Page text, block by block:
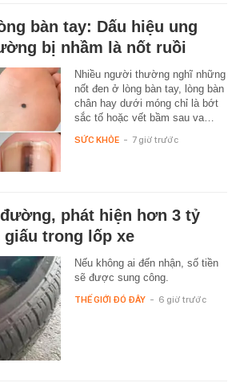
bàn tay: Dấu hiệu ung
bị nhầm là nốt ruồi
Nhiều người thường nghĩ những
nốt đen ở lòng bàn tay, lòng bàn
chân hay dưới móng chỉ là bớt
sắc tố hoặc vết bầm sau va…
SỨC KHỎE - 7 giờ trước
phát hiện hơn 3 tỷ
trong lốp xe
Nếu không ai đến nhận, số tiền
sẽ được sung công.
THẾ GIỚI ĐÓ ĐÂY - 6 giờ trước